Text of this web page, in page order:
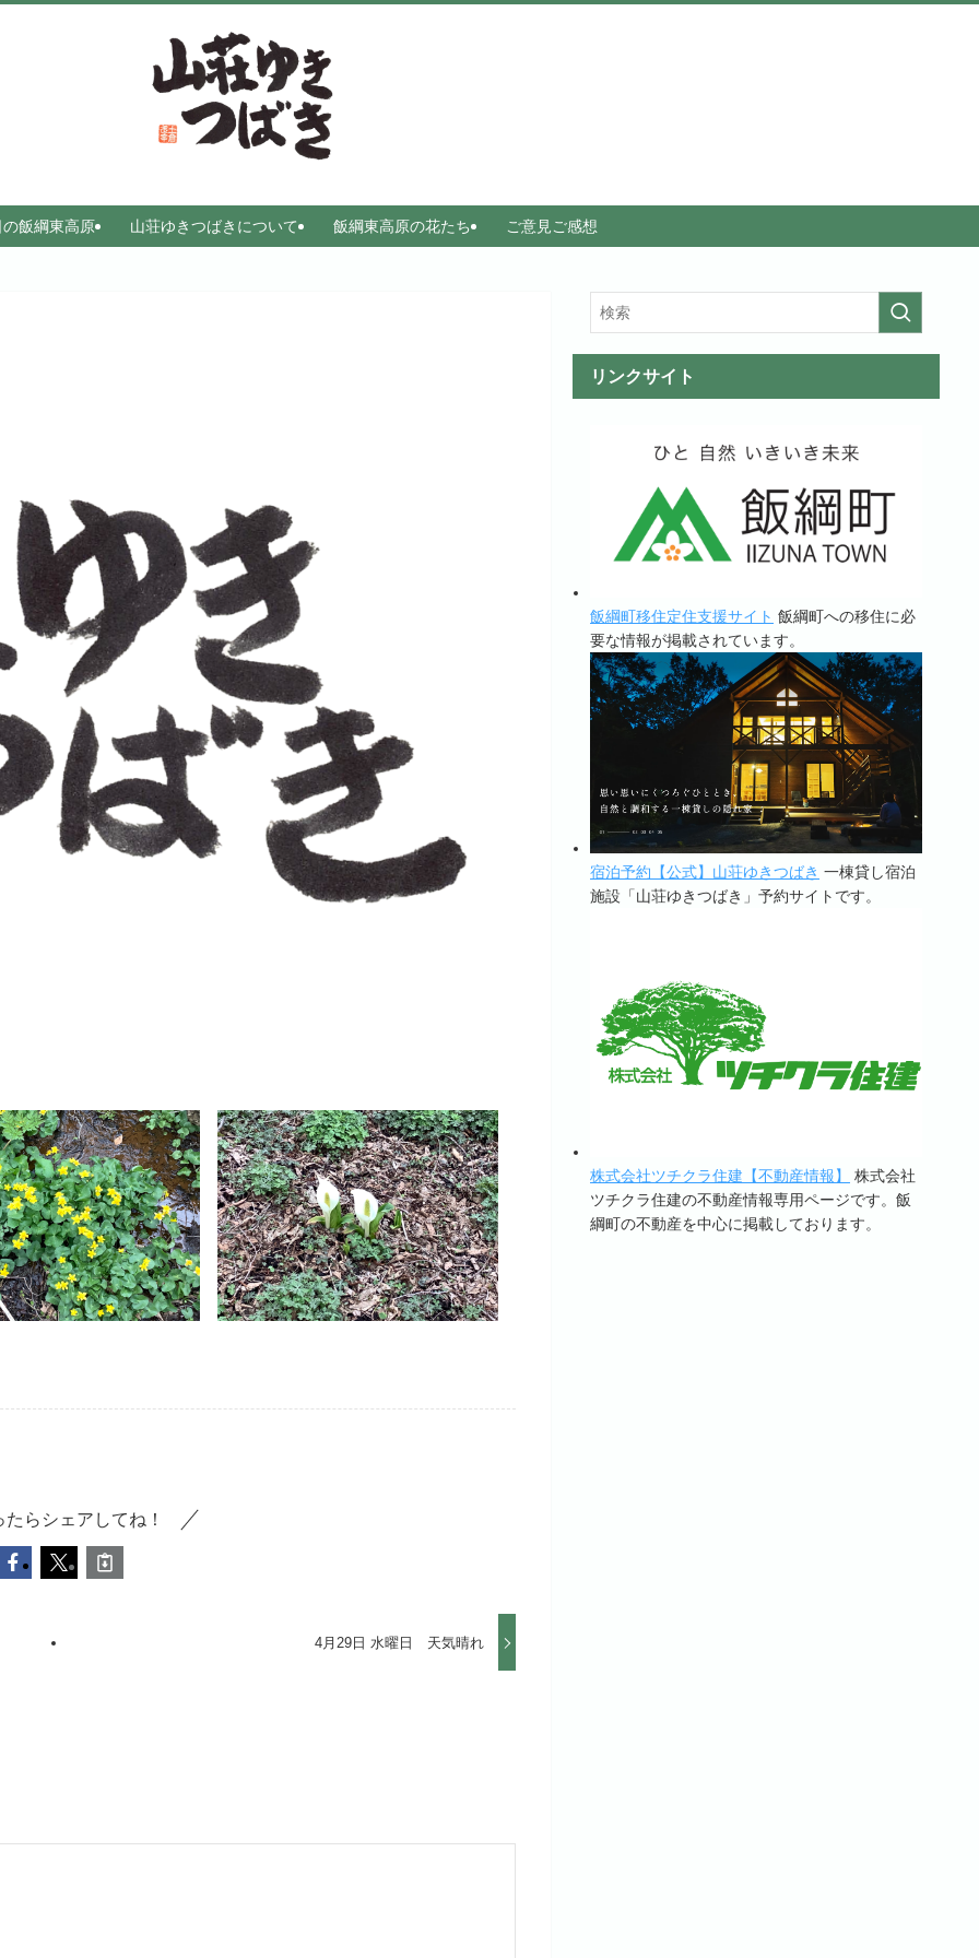
の飯綱東高原 山荘ゆきつばきについて 飯綱東高原の花たち ご意見ご感想
たらシェアしてね！
4月29日 水曜日 天気晴れ
リンクサイト
飯綱町移住定住支援サイト 飯綱町への移住に必
要な情報が掲載されています。
宿泊予約【公式】山荘ゆきつばき 一棟貸し宿泊
施設「山荘ゆきつばき」予約サイトです。
株式会社ツチクラ住建【不動産情報】
株式会社
ツチクラ住建の不動産情報専用ページです。飯
綱町の不動産を中心に掲載しております。